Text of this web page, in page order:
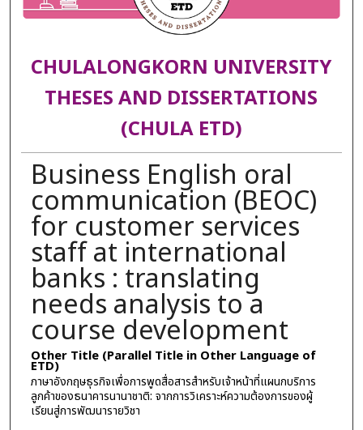
CHULALONGKORN UNIVERSITY
THESES AND DISSERTATIONS
(CHULA ETD)
Business English oral
communication (BEOC)
for customer services
staff at international
banks : translating
needs analysis to a
course development
Other Title (Parallel Title in Other Language of
ETD)
ภาษาอังกฤษธุรกิจเพื่อการพูดสื่อสารสำหรับเจ้าหน้าที่แผนกบริการ
ลูกค้าของธนาคารนานาชาติ: จากการวิเคราะห์ความต้องการของผู้
เรียนสู่การพัฒนารายวิชา